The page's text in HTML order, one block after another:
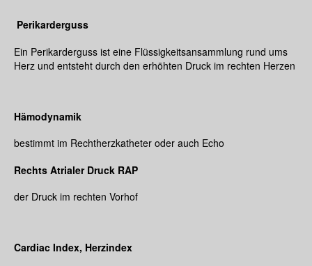
Perikarderguss
Ein Perikarderguss ist eine Flüssigkeitsansammlung rund ums
Herz und entsteht durch den erhöhten Druck im rechten Herzen
Hämodynamik
bestimmt im Rechtherzkatheter oder auch Echo
Rechts Atrialer Druck RAP
der Druck im rechten Vorhof
Cardiac Index, Herzindex